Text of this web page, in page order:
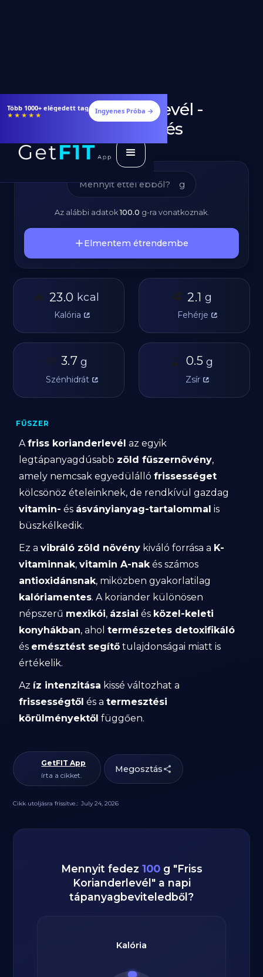
Étrendek, receptek és edzéstervek
★★★★★ Ingyenes Próba →
Friss Korianderlevél -
Kalóriatartalom és
Tápanyagok
g
Az alábbi adatok100.0 g-ra vonatkoznak.
Elmentem étrendembe
🔥 23.0 kcal
Kalória
🥩 2.1 g
Fehérje
🥔 3.7 g
Szénhidrát
🫒 0.5 g
Zsír
FŰSZER
Afriss korianderlevél az egyik
legtápanyagdúsabb zöld fűszernövény,
amely nemcsak egyedülállófrissességet
kölcsönöz ételeinknek, de rendkívül gazdag
vitamin- és ásványianyag-tartalommal is
büszkélkedik.
Ez avibráló zöld növény kiváló forrása a K-
vitaminnak,vitamin A-nakés számos
antioxidánsnak, miközben gyakorlatilag
kalóriamentes. A koriander különösen
népszerű mexikói, ázsiai és közel-keleti
konyhákban, aholtermészetes detoxifikáló
és emésztést segítő tulajdonságai miatt is
értékelik.
Az íz intenzitása kissé változhat a
frissességtől és atermesztési
körülményektől függően.
GetFIT App
írta a cikket.
Megosztás
Cikk utoljásra frissítve.: July 24, 2026
Mennyit fedez 100 g "Friss
Korianderlevél " a napi
tápanyagbeviteledből?
Kalória